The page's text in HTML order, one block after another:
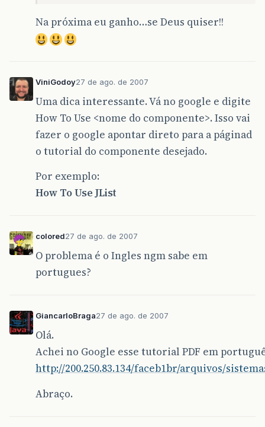
Na próxima eu ganho…se Deus quiser!!
ViniGodoy27 de ago. de 2007
Uma dica interessante. Vá no google e digite
How To Use <nome do componente>. Isso vai
fazer o google apontar direto para a páginad
o tutorial do componente desejado.
Por exemplo:
How To Use JList
colored27 de ago. de 2007
O problema é o Ingles ngm sabe em
portugues?
GiancarloBraga27 de ago. de 2007
Olá.
Achei no Google esse tutorial PDF em
http://200.250.83.134/faceb1br/arquivos/
Abraço.